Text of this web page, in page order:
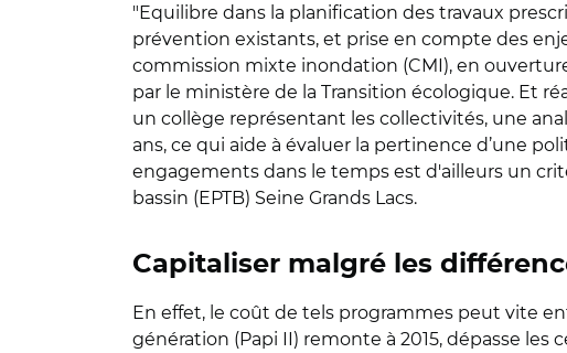
"Equilibre dans la planification des travaux
prévention existants, et prise en compte des
commission mixte inondation (CMI), en
par le ministère de la Transition écologique. Et
un collège représentant les collectivités, une
ans, ce qui aide à évaluer la pertinence d’une
engagements dans le temps est d'ailleurs un
bassin (EPTB) Seine Grands Lacs.
Capitaliser malgré les
En effet, le coût de tels programmes peut vite
génération (Papi II) remonte à 2015, dépasse les